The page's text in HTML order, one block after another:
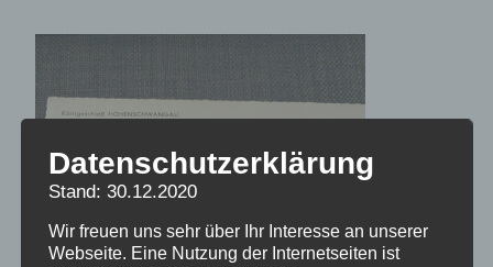
Datenschutzerklärung
Stand: 30.12.2020
Wir freuen uns sehr über Ihr Interesse an unserer
Webseite. Eine Nutzung der Internetseiten ist